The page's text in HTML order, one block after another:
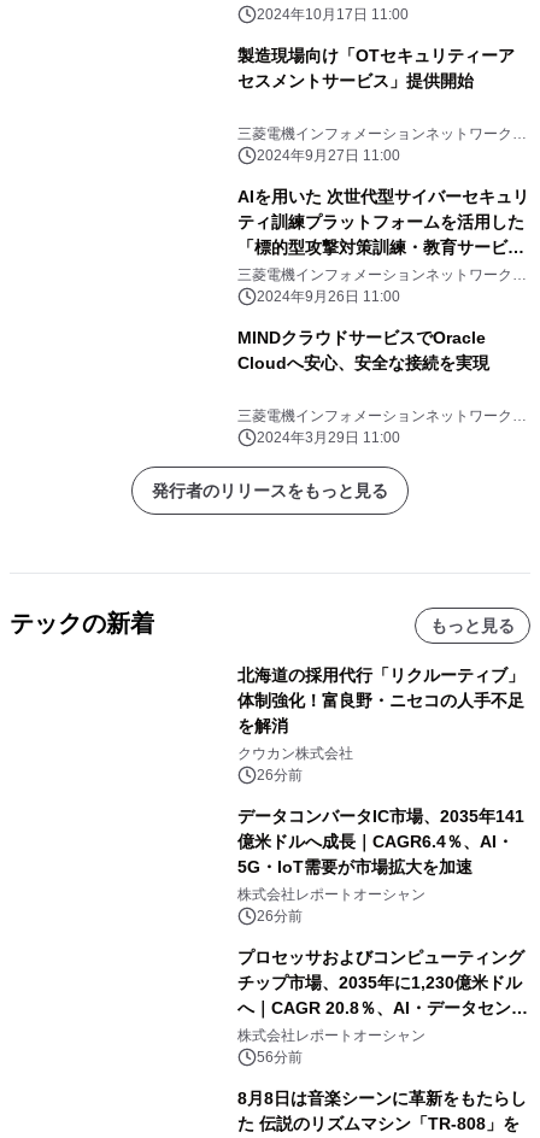
式会社
2024年10月17日 11:00
製造現場向け「OTセキュリティーア
セスメントサービス」提供開始
三菱電機インフォメーションネットワーク株
式会社
2024年9月27日 11:00
AIを用いた 次世代型サイバーセキュリ
ティ訓練プラットフォームを活用した
「標的型攻撃対策訓練・教育サービ
ス」発売開始
三菱電機インフォメーションネットワーク株
式会社
2024年9月26日 11:00
MINDクラウドサービスでOracle
Cloudへ安心、安全な接続を実現
三菱電機インフォメーションネットワーク株
式会社
2024年3月29日 11:00
発行者のリリースをもっと見る
テックの新着 もっと見る
北海道の採用代行「リクルーティブ」
体制強化！富良野・ニセコの人手不足
を解消
クウカン株式会社
26分前
データコンバータIC市場、2035年141
億米ドルへ成長｜CAGR6.4％、AI・
5G・IoT需要が市場拡大を加速
株式会社レポートオーシャン
26分前
プロセッサおよびコンピューティング
チップ市場、2035年に1,230億米ドル
へ｜CAGR 20.8％、AI・データセンタ
ー需要が成長を牽引
株式会社レポートオーシャン
56分前
8月8日は音楽シーンに革新をもたらし
た 伝説のリズムマシン「TR-808」を